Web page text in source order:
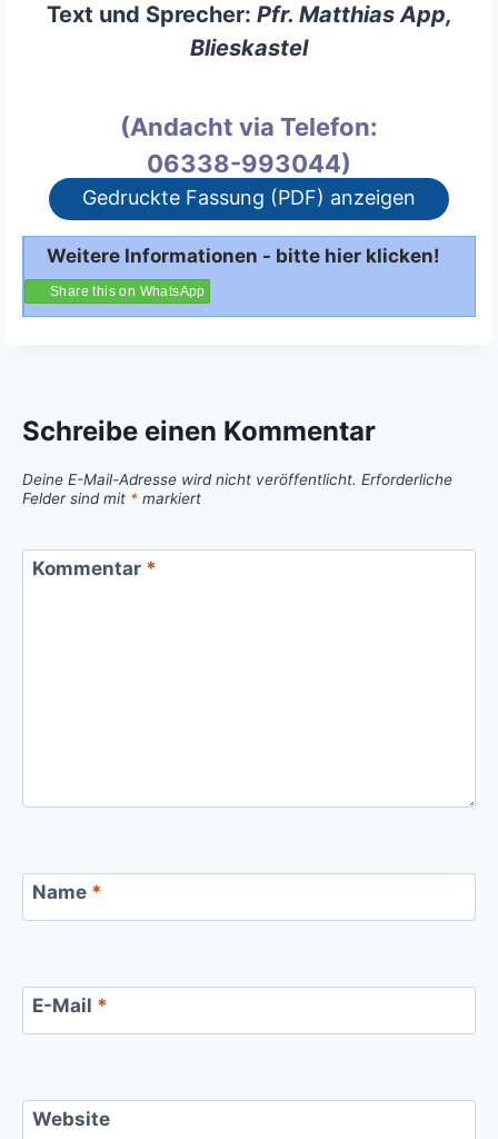
Text und Sprecher: Pfr. Matthias App,
Blieskastel
(Andacht via Telefon:
06338-993044)
Gedruckte Fassung (PDF) anzeigen
Weitere Informationen - bitte hier klicken!
Share this on WhatsApp
Schreibe einen Kommentar
Deine E-Mail-Adresse wird nicht veröffentlicht. Erforderliche
Felder sind mit * markiert
Kommentar *
Name *
E-Mail *
Website